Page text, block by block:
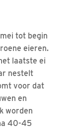
tot begin
eieren.
laatste ei
nestelt
voor dat
en
worden
40-45